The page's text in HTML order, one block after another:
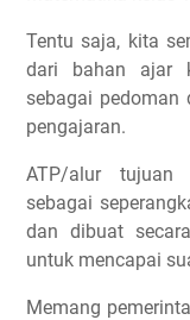
Tentu saja, kita
dari bahan ajar
sebagai pedoman
pengajaran.
ATP/alur tujuan
sebagai
dan dibuat
untuk mencapai
Memang